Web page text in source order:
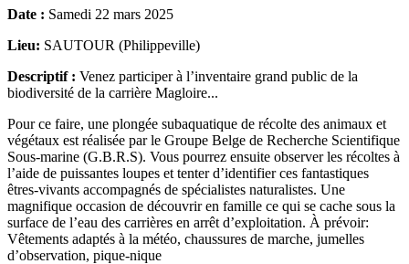
Date : Samedi 22 mars 2025
Lieu: SAUTOUR (Philippeville)
Descriptif : Venez participer à l’inventaire grand public de la
biodiversité de la carrière Magloire...
Pour ce faire, une plongée subaquatique de récolte des animaux et
végétaux est réalisée par le Groupe Belge de Recherche Scientifique
Sous-marine (G.B.R.S). Vous pourrez ensuite observer les récoltes à
l’aide de puissantes loupes et tenter d’identifier ces fantastiques
êtres-vivants accompagnés de spécialistes naturalistes. Une
magnifique occasion de découvrir en famille ce qui se cache sous la
surface de l’eau des carrières en arrêt d’exploitation. À prévoir:
Vêtements adaptés à la météo, chaussures de marche, jumelles
d’observation, pique-nique